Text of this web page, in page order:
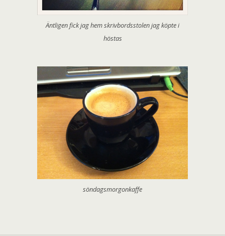
Äntligen fick jag hem skrivbordsstolen jag köpte i
höstas
söndagsmorgonkaffe